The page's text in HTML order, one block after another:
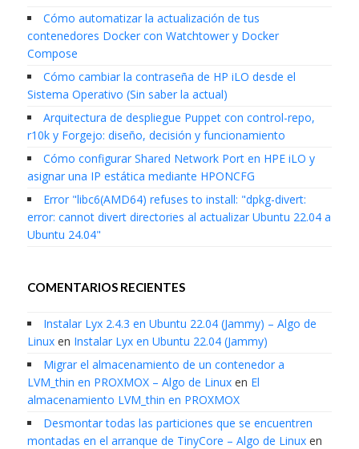
Cómo automatizar la actualización de tus
contenedores Docker con Watchtower y Docker
Compose
Cómo cambiar la contraseña de HP iLO desde el
Sistema Operativo (Sin saber la actual)
Arquitectura de despliegue Puppet con control-repo,
r10k y Forgejo: diseño, decisión y funcionamiento
Cómo configurar Shared Network Port en HPE iLO y
asignar una IP estática mediante HPONCFG
Error "libc6(AMD64) refuses to install: "dpkg-divert:
error: cannot divert directories al actualizar Ubuntu 22.04 a
Ubuntu 24.04"
COMENTARIOS RECIENTES
Instalar Lyx 2.4.3 en Ubuntu 22.04 (Jammy) – Algo de
Linuxen Instalar Lyx en Ubuntu 22.04 (Jammy)
Migrar el almacenamiento de un contenedor a
LVM_thin en PROXMOX – Algo de Linuxen El
almacenamiento LVM_thin en PROXMOX
Desmontar todas las particiones que se encuentren
montadas en el arranque de TinyCore – Algo de Linuxen